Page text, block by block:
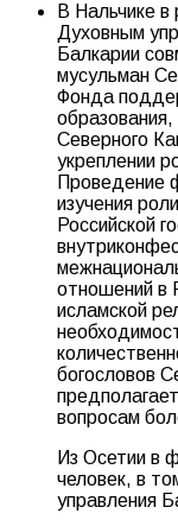
В Нальчике в
Духовным
Балкарии
мусульман
Фонда
Северного
укреплении
Проведение
изучения
Российской
отношений в
исламской
богословов
вопросам
Из Осетии в
человек, в
управления